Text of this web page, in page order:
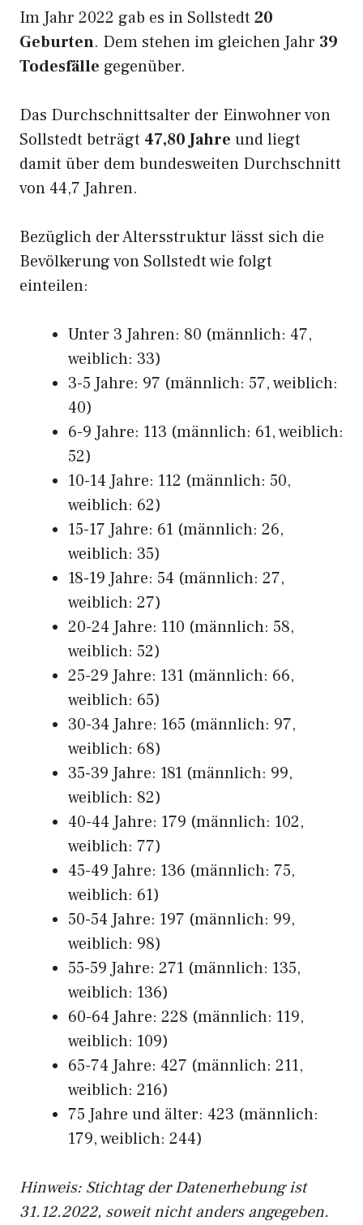
Im Jahr 2022 gab es in Sollstedt 20
Geburten. Dem stehen im gleichen Jahr 39
Todesfälle gegenüber.
Das Durchschnittsalter der Einwohner von
Sollstedt beträgt 47,80 Jahre und liegt
damit über dem bundesweiten Durchschnitt
von 44,7 Jahren.
Bezüglich der Altersstruktur lässt sich die
Bevölkerung von Sollstedt wie folgt
einteilen:
Unter 3 Jahren: 80 (männlich: 47,
weiblich: 33)
3-5 Jahre: 97 (männlich: 57, weiblich:
40)
6-9 Jahre: 113 (männlich: 61, weiblich:
52)
10-14 Jahre: 112 (männlich: 50,
weiblich: 62)
15-17 Jahre: 61 (männlich: 26,
weiblich: 35)
18-19 Jahre: 54 (männlich: 27,
weiblich: 27)
20-24 Jahre: 110 (männlich: 58,
weiblich: 52)
25-29 Jahre: 131 (männlich: 66,
weiblich: 65)
30-34 Jahre: 165 (männlich: 97,
weiblich: 68)
35-39 Jahre: 181 (männlich: 99,
weiblich: 82)
40-44 Jahre: 179 (männlich: 102,
weiblich: 77)
45-49 Jahre: 136 (männlich: 75,
weiblich: 61)
50-54 Jahre: 197 (männlich: 99,
weiblich: 98)
55-59 Jahre: 271 (männlich: 135,
weiblich: 136)
60-64 Jahre: 228 (männlich: 119,
weiblich: 109)
65-74 Jahre: 427 (männlich: 211,
weiblich: 216)
75 Jahre und älter: 423 (männlich:
179, weiblich: 244)
Hinweis: Stichtag der Datenerhebung ist
31.12.2022, soweit nicht anders angegeben.